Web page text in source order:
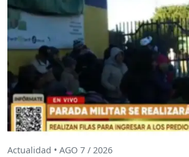
Actualidad • AGO 7 / 2026